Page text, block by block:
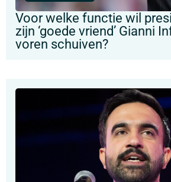
Voor welke functie wil
zijn ‘goede vriend’ Gianni
voren schuiven?